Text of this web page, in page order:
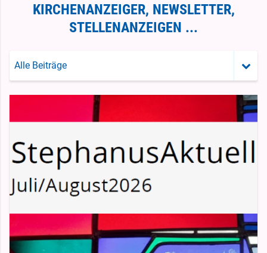
KIRCHENANZEIGER, NEWSLETTER,
STELLENANZEIGEN ...
Alle Beiträge